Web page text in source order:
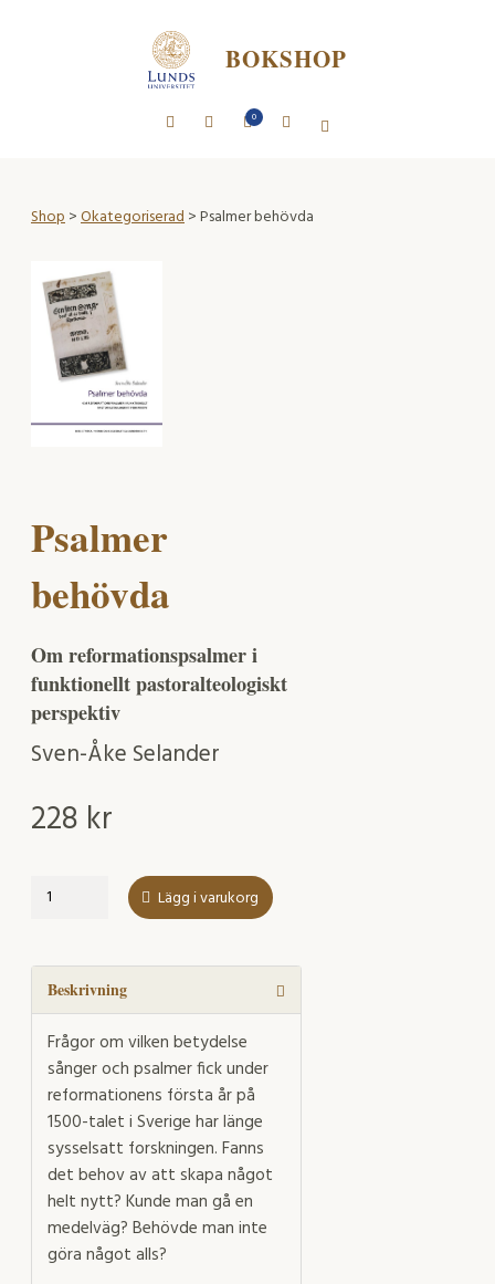
BOKSHOP
0
Shop>Okategoriserad> Psalmer behövda
Psalmer
behövda
Om reformationspsalmer i
funktionellt pastoralteologiskt
perspektiv
Sven-Åke Selander
228 kr
Psalmer
Lägg i varukorg
Beskrivning
Frågor om vilken betydelse
sånger och psalmer fick under
reformationens första år på
1500-talet i Sverige har länge
sysselsatt forskningen. Fanns
det behov av att skapa något
helt nytt? Kunde man gå en
medelväg? Behövde man inte
göra något alls?